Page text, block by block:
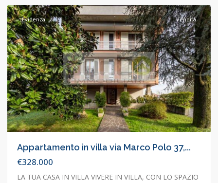
Evidenza Vendita
Appartamento in villa via Marco Polo 37,...
€328.000
LA TUA CASA IN VILLA VIVERE IN VILLA, CON LO SPAZIO